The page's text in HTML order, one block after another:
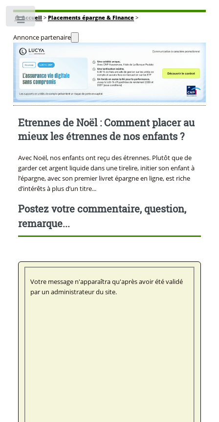
🏠Accueil > Placements épargne & Finance>
Annonce partenaire
Etrennes de Noël : Comment placer au
mieux les étrennes de nos enfants ?
Avec Noël, nos enfants ont reçu des étrennes. Plutôt que de
garder cet argent liquide dans une tirelire, initier son enfant à
l’épargne, avec son premier livret épargne en ligne, est riche
d’intérêts à plus d’un titre...
Postez votre commentaire, question,
remarque...
Votre message n'apparaîtra qu'après avoir été validé
par un administrateur du site.
Toggle